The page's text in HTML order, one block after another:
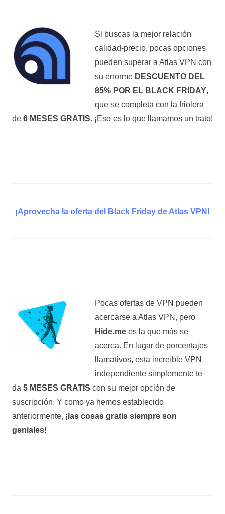
Si buscas la mejor relación
calidad-precio, pocas opciones
pueden superar a Atlas VPN con
su enorme DESCUENTO DEL
85% POR EL BLACK FRIDAY,
que se completa con la friolera
de 6 MESES GRATIS. ¡Eso es lo que llamamos un trato!
¡Aprovecha la oferta del Black Friday de Atlas VPN!
Pocas ofertas de VPN pueden
acercarse a Atlas VPN, pero
Hide.mees la que más se
acerca. En lugar de porcentajes
llamativos, esta increíble VPN
independiente simplemente te
da 5 MESES GRATIS con su mejor opción de
suscripción. Y como ya hemos establecido
anteriormente, ¡las cosas gratis siempre son
geniales!